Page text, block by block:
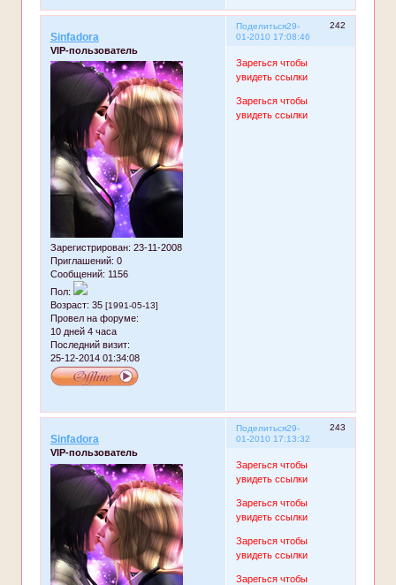
Поделиться 242
29-
01-2010 17:08:46
Sinfadora
VIP-пользователь
Зарегистрирован: 23-11-2008
Приглашений: 0
Сообщений: 1156
Пол:
Возраст: 35 [1991-05-13]
Провел на форуме:
10 дней 4 часа
Последний визит:
25-12-2014 01:34:08
Зарегься чтобы
увидеть ссылки
Зарегься чтобы
увидеть ссылки
Поделиться 243
29-
01-2010 17:13:32
Sinfadora
VIP-пользователь
Зарегься чтобы
увидеть ссылки
Зарегься чтобы
увидеть ссылки
Зарегься чтобы
увидеть ссылки
Зарегься чтобы